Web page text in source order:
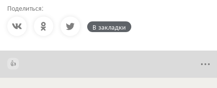
Поделиться:
В закладки